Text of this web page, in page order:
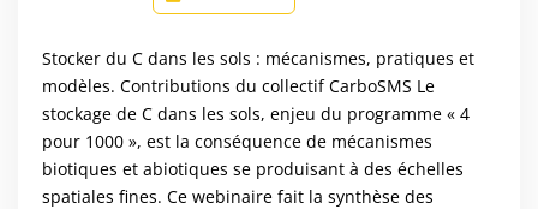
Stocker du C dans les sols : mécanismes, pratiques et
modèles. Contributions du collectif CarboSMS Le
stockage de C dans les sols, enjeu du programme « 4
pour 1000 », est la conséquence de mécanismes
biotiques et abiotiques se produisant à des échelles
spatiales fines. Ce webinaire fait la synthèse des